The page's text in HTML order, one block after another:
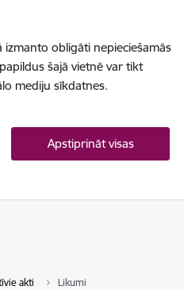
obligāti nepieciešamās
šajā vietnē var tikt
mediju sīkdatnes.
Apstiprināt visas
akti Likumi